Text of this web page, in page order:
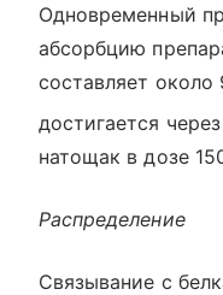
Одновременный
абсорбцию
составляет около
достигается
натощак в дозе
Распределение
Связывание с